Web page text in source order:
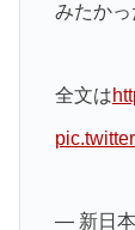
みたかっ
全文は
— 新日本